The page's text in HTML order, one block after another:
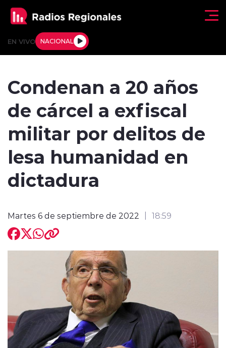
EN VIVO NACIONAL
Tendencias
Deportes
Internacional
Entrevistas
modo claro
Condenan a 20 años
de cárcel a exfiscal
militar por delitos de
lesa humanidad en
dictadura
Martes 6 de septiembre de 2022 18:59